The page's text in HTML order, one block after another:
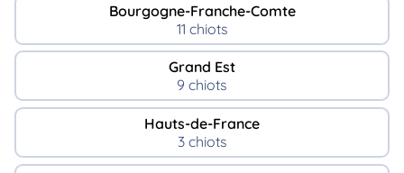
Bourgogne-Franche-Comte
11 chiots
Grand Est
9 chiots
Hauts-de-France
3 chiots